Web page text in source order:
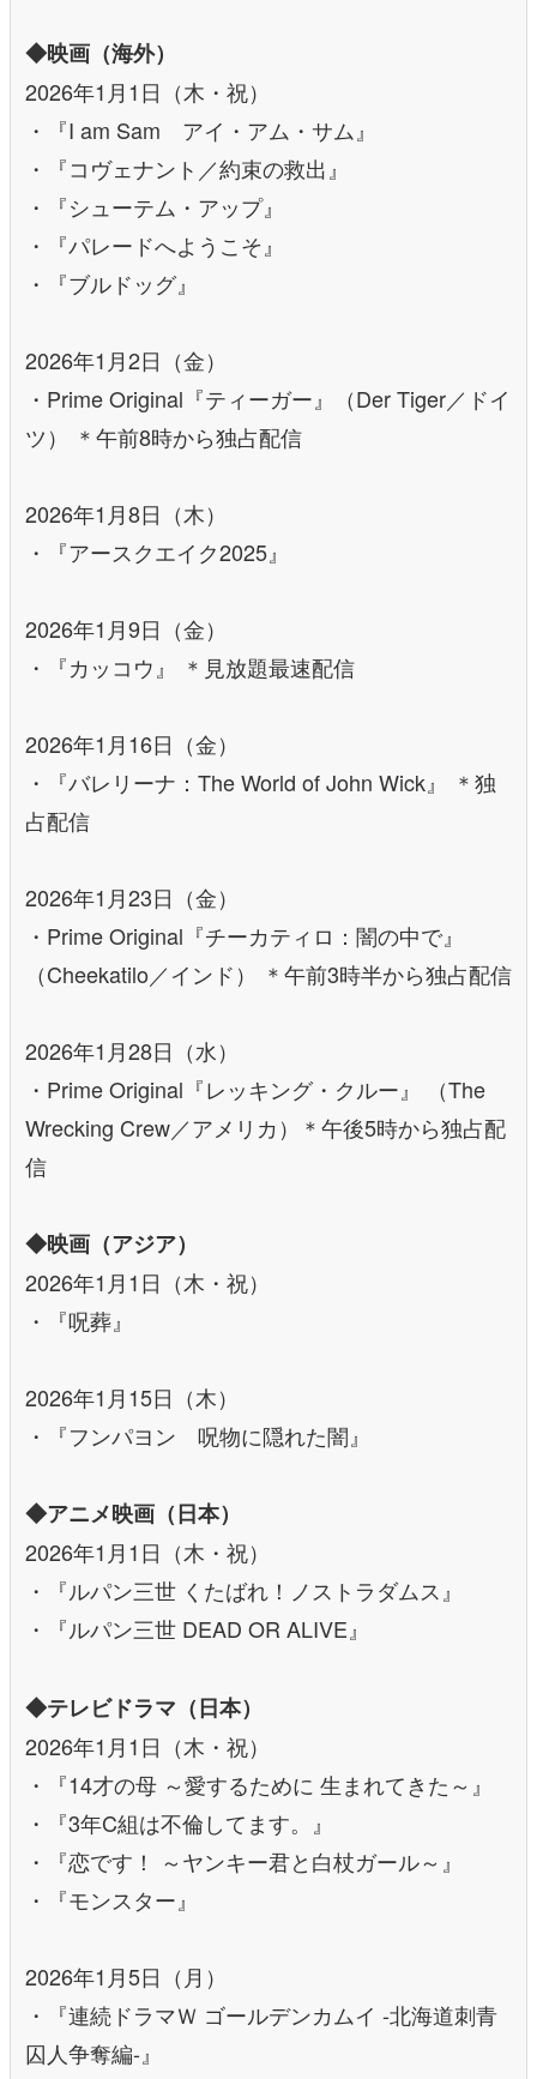
◆映画（海外）
2026年1月1日（木・祝）
・『I am Sam アイ・アム・サム』
・『コヴェナント／約束の救出』
・『シューテム・アップ』
・『パレードへようこそ』
・『ブルドッグ』
2026年1月2日（金）
・Prime Original『ティーガー』（Der Tiger／ドイ
ツ） ＊午前8時から独占配信
2026年1月8日（木）
・『アースクエイク2025』
2026年1月9日（金）
・『カッコウ』 ＊見放題最速配信
2026年1月16日（金）
・『バレリーナ：The World of John Wick』 ＊独
占配信
2026年1月23日（金）
・Prime Original『チーカティロ：闇の中で』
（Cheekatilo／インド） ＊午前3時半から独占配信
2026年1月28日（水）
・Prime Original『レッキング・クルー』 （The
Wrecking Crew／アメリカ）＊午後5時から独占配
信
◆映画（アジア）
2026年1月1日（木・祝）
・『呪葬』
2026年1月15日（木）
・『フンパヨン 呪物に隠れた闇』
◆アニメ映画（日本）
2026年1月1日（木・祝）
・『ルパン三世 くたばれ！ノストラダムス』
・『ルパン三世 DEAD OR ALIVE』
◆テレビドラマ（日本）
2026年1月1日（木・祝）
・『14才の母 ～愛するために 生まれてきた～』
・『3年C組は不倫してます。』
・『恋です！ ～ヤンキー君と白杖ガール～』
・『モンスター』
2026年1月5日（月）
・『連続ドラマＷ ゴールデンカムイ -北海道刺青
囚人争奪編-』